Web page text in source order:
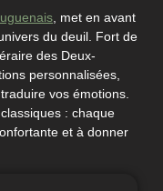
, met en avant
du deuil. Fort de
des Deux-
personnalisées,
vos émotions.
: chaque
et à donner